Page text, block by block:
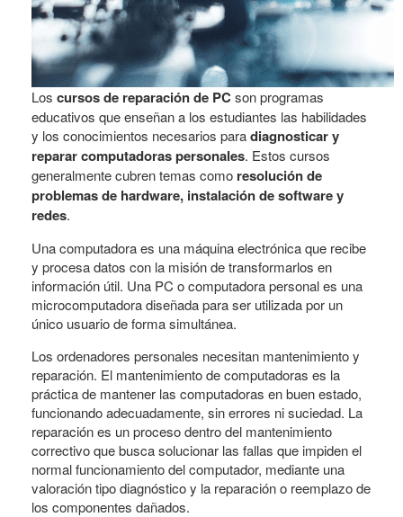
Los cursos de reparación de PCson programas
educativos que enseñan a los estudiantes las habilidades
y los conocimientos necesarios paradiagnosticar y
reparar computadoras personales. Estos cursos
generalmente cubren temas como resolución de
problemas de hardware, instalación de software y
redes.
Una computadora es una máquina electrónica que recibe
y procesa datos con la misión de transformarlos en
información útil. Una PC o computadora personal es una
microcomputadora diseñada para ser utilizada por un
único usuario de forma simultánea.
Los ordenadores personales necesitan mantenimiento y
reparación. El mantenimiento de computadoras es la
práctica de mantener las computadoras en buen estado,
funcionando adecuadamente, sin errores ni suciedad. La
reparación es un proceso dentro del mantenimiento
correctivo que busca solucionar las fallas que impiden el
normal funcionamiento del computador, mediante una
valoración tipo diagnóstico y la reparación o reemplazo de
los componentes dañados.